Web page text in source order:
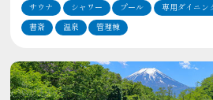
サウナ シャワー プール 専用ダイニン
書斎 温泉 管理棟